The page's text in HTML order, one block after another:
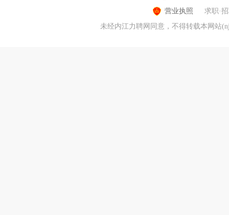
营业执照
求职·
未经内江力聘网同意，不得转载本网站